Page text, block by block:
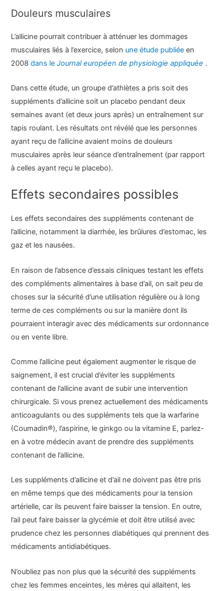
Douleurs musculaires
L’allicine pourrait contribuer à atténuer les dommages
musculaires liés à l’exercice, selon une étude publiéeen
2008dans leJournal européen de physiologie appliquée .
Dans cette étude, un groupe d’athlètes a pris soit des
suppléments d’allicine soit un placebo pendant deux
semaines avant (et deux jours après) un entraînement sur
tapis roulant. Les résultats ont révélé que les personnes
ayant reçu de l’allicine avaient moins de douleurs
musculaires après leur séance d’entraînement (par rapport
à celles ayant reçu le placebo).
Effets secondaires possibles
Les effets secondaires des suppléments contenant de
l’allicine, notamment la diarrhée, les brûlures d’estomac, les
gaz et les nausées.
En raison de l’absence d’essais cliniques testant les effets
des compléments alimentaires à base d’ail, on sait peu de
choses sur la sécurité d’une utilisation régulière ou à long
terme de ces compléments ou sur la manière dont ils
pourraient interagir avec des médicaments sur ordonnance
ou en vente libre.
Comme l’allicine peut également augmenter le risque de
saignement, il est crucial d’éviter les suppléments
contenant de l’allicine avant de subir une intervention
chirurgicale. Si vous prenez actuellement des médicaments
anticoagulants ou des suppléments tels que la warfarine
(Coumadin®), l’aspirine, le ginkgo ou la vitamine E, parlez-
en à votre médecin avant de prendre des suppléments
contenant de l’allicine.
Les suppléments d’allicine et d’ail ne doivent pas être pris
en même temps que des médicaments pour la tension
artérielle, car ils peuvent faire baisser la tension. En outre,
l’ail peut faire baisser la glycémie et doit être utilisé avec
prudence chez les personnes diabétiques qui prennent des
médicaments antidiabétiques.
N’oubliez pas non plus que la sécurité des suppléments
chez les femmes enceintes, les mères qui allaitent, les